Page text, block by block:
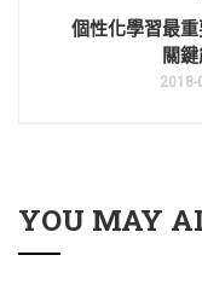
個性化學習最
關
2018-
YOU MAY